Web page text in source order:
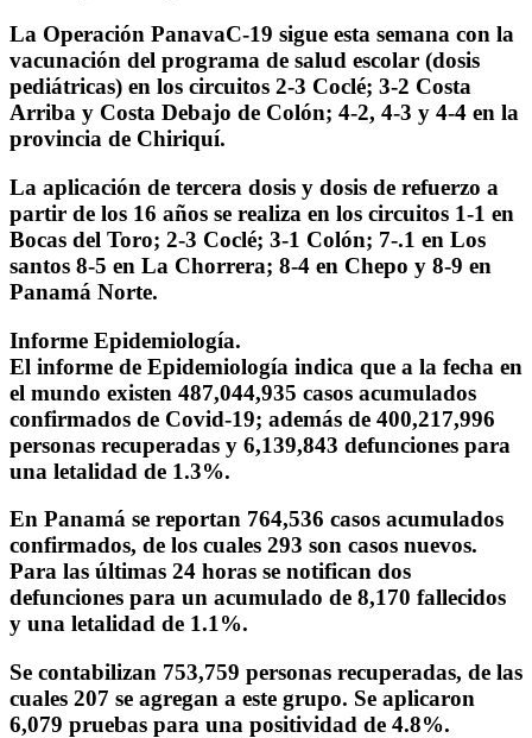
La Operación PanavaC-19 sigue esta semana con la
vacunación del programa de salud escolar (dosis
pediátricas) en los circuitos 2-3 Coclé; 3-2 Costa
Arriba y Costa Debajo de Colón; 4-2, 4-3 y 4-4 en la
provincia de Chiriquí.
La aplicación de tercera dosis y dosis de refuerzo a
partir de los 16 años se realiza en los circuitos 1-1 en
Bocas del Toro; 2-3 Coclé; 3-1 Colón; 7-.1 en Los
santos 8-5 en La Chorrera; 8-4 en Chepo y 8-9 en
Panamá Norte.
Informe Epidemiología.
El informe de Epidemiología indica que a la fecha en
el mundo existen 487,044,935 casos acumulados
confirmados de Covid-19; además de 400,217,996
personas recuperadas y 6,139,843 defunciones para
una letalidad de 1.3%.
En Panamá se reportan 764,536 casos acumulados
confirmados, de los cuales 293 son casos nuevos.
Para las últimas 24 horas se notifican dos
defunciones para un acumulado de 8,170 fallecidos
y una letalidad de 1.1%.
Se contabilizan 753,759 personas recuperadas, de las
cuales 207 se agregan a este grupo. Se aplicaron
6,079 pruebas para una positividad de 4.8%.